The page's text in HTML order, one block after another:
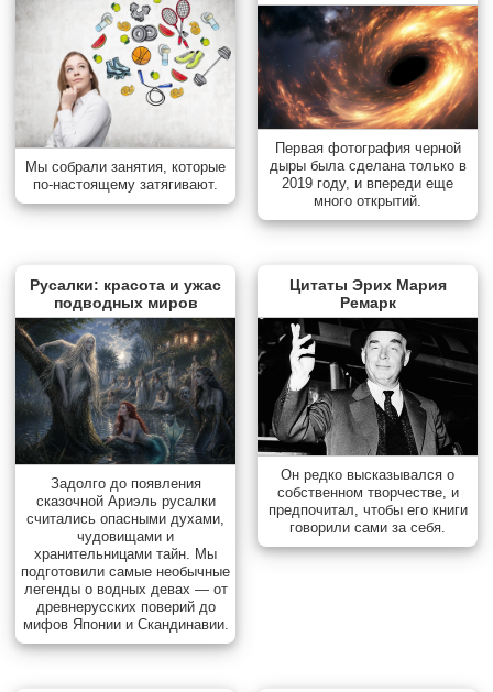
Мы собрали занятия, которые
по-настоящему затягивают.
Первая фотография черной
дыры была сделана только в
2019 году, и впереди еще
много открытий.
Русалки: красота и ужас
подводных миров
Задолго до появления
сказочной Ариэль русалки
считались опасными духами,
чудовищами и
хранительницами тайн. Мы
подготовили самые необычные
легенды о водных девах — от
древнерусских поверий до
мифов Японии и Скандинавии.
Цитаты Эрих Мария
Ремарк
Он редко высказывался о
собственном творчестве, и
предпочитал, чтобы его книги
говорили сами за себя.